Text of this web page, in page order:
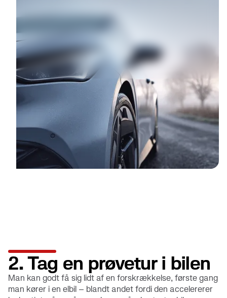
2. Tag en prøvetur i bilen
Man kan godt få sig lidt af en forskrækkelse, første gang
man kører i en elbil – blandt andet fordi den accelererer